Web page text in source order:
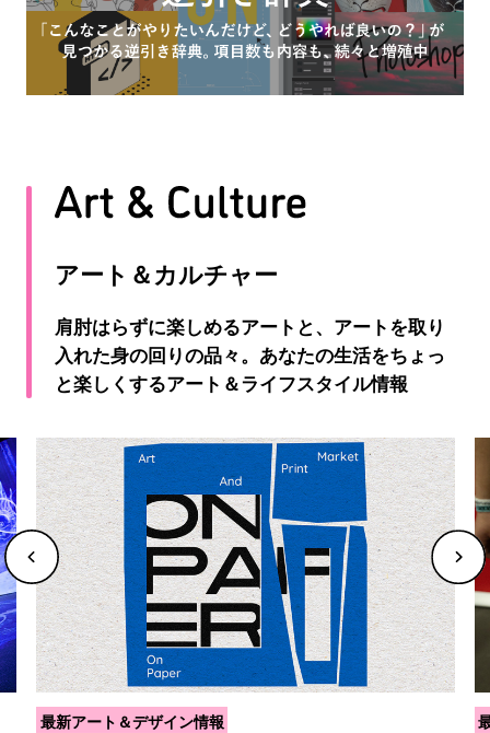
アート＆カルチャー
肩肘はらずに楽しめるアートと、アートを取り
入れた身の回りの品々。あなたの生活をちょっ
と楽しくするアート＆ライフスタイル情報
最新アート＆デザイン情報